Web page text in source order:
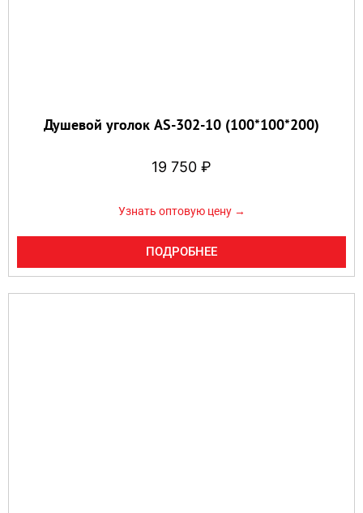
Душевой уголок AS-302-10 (100*100*200)
19 750 ₽
Узнать оптовую цену →
ПОДРОБНЕЕ